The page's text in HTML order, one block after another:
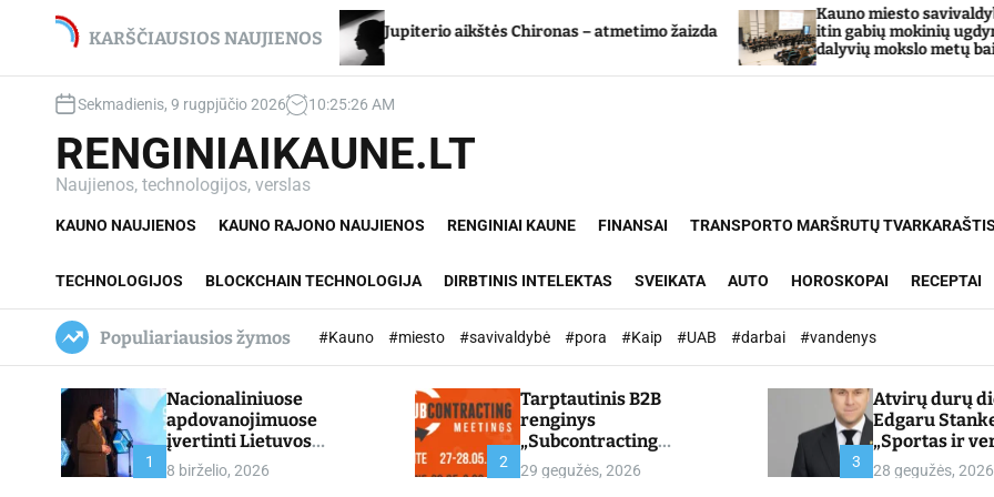
KARŠČIAUSIOS NAUJIENOS
Stancikui – net du
Jupiterio aikštės Chironas – atmetimo žaizda
Kauno miesto savivaldybė
itin gabių mokinių ugdymo
dalyvių mokslo metų baigimo
Sekmadienis, 9 rugpjūčio 2026 10:25:27 AM
RENGINIAIKAUNE.LT
Naujienos, technologijos, verslas
KAUNO NAUJIENOS KAUNO RAJONO NAUJIENOS RENGINIAI KAUNE FINANSAI TRANSPORTO MARŠRUTŲ
TECHNOLOGIJOS BLOCKCHAIN TECHNOLOGIJA DIRBTINIS INTELEKTAS SVEIKATA AUTO HOROSKOPAI RECEPTAI
Populiariausios žymos #Kauno #miesto #savivaldybė #pora #Kaip #UAB #darbai #vandenys
1
Nacionaliniuose
apdovanojimuose
įvertinti Lietuvos
profesinio mokymo
lyderiai
8 birželio, 2026 2
Tarptautinis B2B
renginys
„Subcontracting
Meetings 2026“ –
chamber.lt
29 gegužės, 2026 3
Atvirų durų
Edgaru
„Sportas ir
partnerystės,
kuria vertę“ –
28 gegužės, 2026